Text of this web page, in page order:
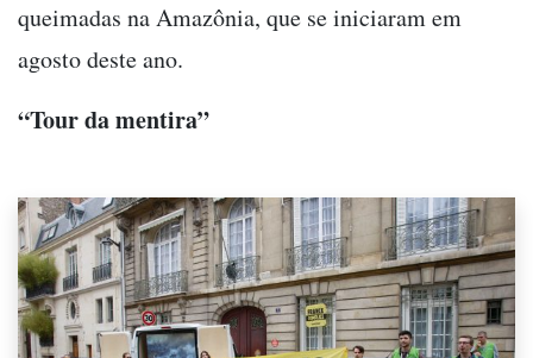
queimadas na Amazônia, que se iniciaram em
agosto deste ano.
“Tour da mentira”